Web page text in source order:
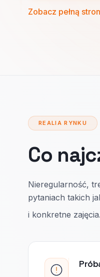
Zobacz pełną
REALIA RYNKU
Co
Nieregularność,
pytaniach takich
i konkretne zajęcia.